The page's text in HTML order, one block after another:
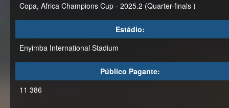
Copa, Africa Champions Cup - 2025.2 (Quarter-finals )
Estádio:
Enyimba International Stadium
Público Pagante:
11 386